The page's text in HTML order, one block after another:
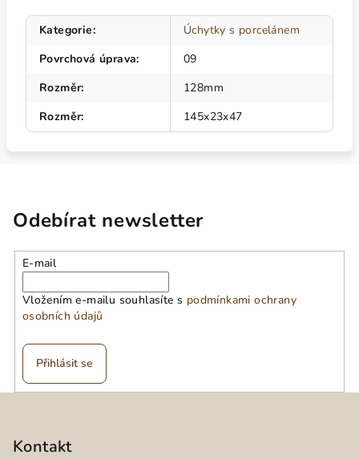
Kategorie:
Úchytky s porcelánem
Povrchová úprava:
09
Rozměr:
128mm
Rozměr: 145x23x47
Odebírat newsletter
E-mail
Vložením e-mailu souhlasíte s podmínkami ochrany
osobních údajů
Přihlásit se
Kontakt